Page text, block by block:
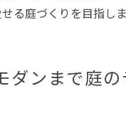
る庭づくりを目指しま
ダンまで庭の